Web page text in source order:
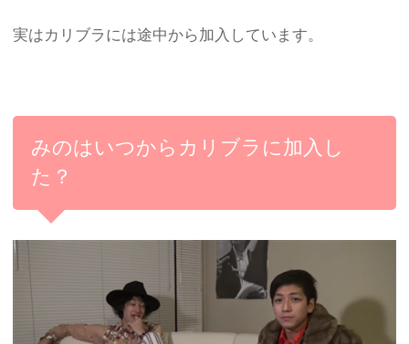
実はカリブラには途中から加入しています。
みのはいつからカリブラに加入し
た？